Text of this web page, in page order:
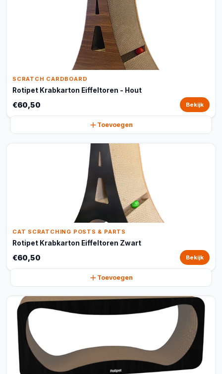
SCRATCH CARDBOARD
Rotipet Krabkarton Eiffeltoren - Hout
€60,50 Bekijk
Toevoegen
CAT SCRATCHING POSTS & PARTS
Rotipet Krabkarton Eiffeltoren Zwart
€60,50 Bekijk
Toevoegen